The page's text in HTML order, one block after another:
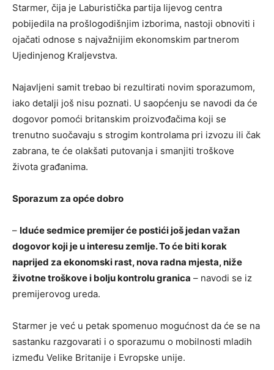
Starmer, čija je Laburistička partija lijevog centra
pobijedila na prošlogodišnjim izborima, nastoji obnoviti i
ojačati odnose s najvažnijim ekonomskim partnerom
Ujedinjenog Kraljevstva.
Najavljeni samit trebao bi rezultirati novim sporazumom,
iako detalji još nisu poznati. U saopćenju se navodi da će
dogovor pomoći britanskim proizvođačima koji se
trenutno suočavaju s strogim kontrolama pri izvozu ili čak
zabrana, te će olakšati putovanja i smanjiti troškove
života građanima.
Sporazum za opće dobro
– Iduće sedmice premijer će postići još jedan važan
dogovor koji je u interesu zemlje. To će biti korak
naprijed za ekonomski rast, nova radna mjesta, niže
životne troškove i bolju kontrolu granica – navodi se iz
premijerovog ureda.
Starmer je već u petak spomenuo mogućnost da će se na
sastanku razgovarati i o sporazumu o mobilnosti mladih
između Velike Britanije i Evropske unije.